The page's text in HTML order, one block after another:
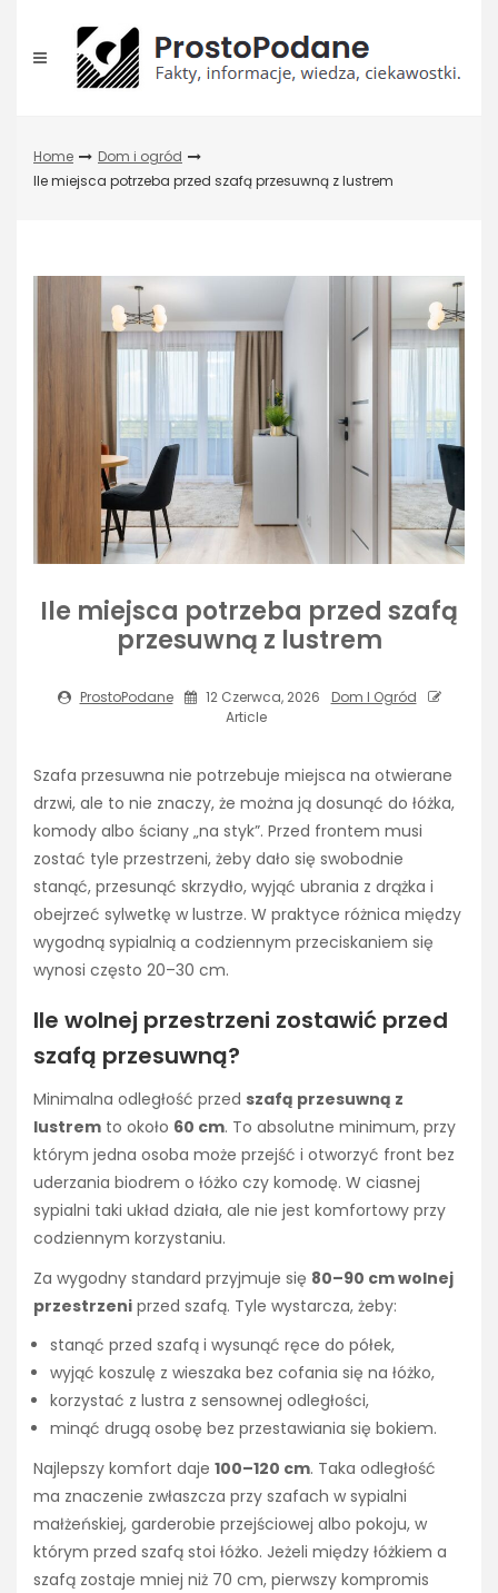
content
Home
Dom i ogród
Ile miejsca potrzeba przed szafą przesuwną z lustrem
Ile miejsca potrzeba przed szafą
przesuwną z lustrem
ProstoPodane 12 Czerwca, 2026
Dom I Ogród
Article
Szafa przesuwna nie potrzebuje miejsca na otwierane
drzwi, ale to nie znaczy, że można ją dosunąć do łóżka,
komody albo ściany „na styk”. Przed frontem musi
zostać tyle przestrzeni, żeby dało się swobodnie
stanąć, przesunąć skrzydło, wyjąć ubrania z drążka i
obejrzeć sylwetkę w lustrze. W praktyce różnica między
wygodną sypialnią a codziennym przeciskaniem się
wynosi często 20–30 cm.
Ile wolnej przestrzeni zostawić przed
szafą przesuwną?
Minimalna odległość przed szafą przesuwną z
lustrem to około 60 cm. To absolutne minimum, przy
którym jedna osoba może przejść i otworzyć front bez
uderzania biodrem o łóżko czy komodę. W ciasnej
sypialni taki układ działa, ale nie jest komfortowy przy
codziennym korzystaniu.
Za wygodny standard przyjmuje się 80–90 cm wolnej
przestrzeni przed szafą. Tyle wystarcza, żeby:
stanąć przed szafą i wysunąć ręce do półek,
wyjąć koszulę z wieszaka bez cofania się na łóżko,
korzystać z lustra z sensownej odległości,
minąć drugą osobę bez przestawiania się bokiem.
Najlepszy komfort daje 100–120 cm. Taka odległość
ma znaczenie zwłaszcza przy szafach w sypialni
małżeńskiej, garderobie przejściowej albo pokoju, w
którym przed szafą stoi łóżko. Jeżeli między łóżkiem a
szafą zostaje mniej niż 70 cm, pierwszy kompromis